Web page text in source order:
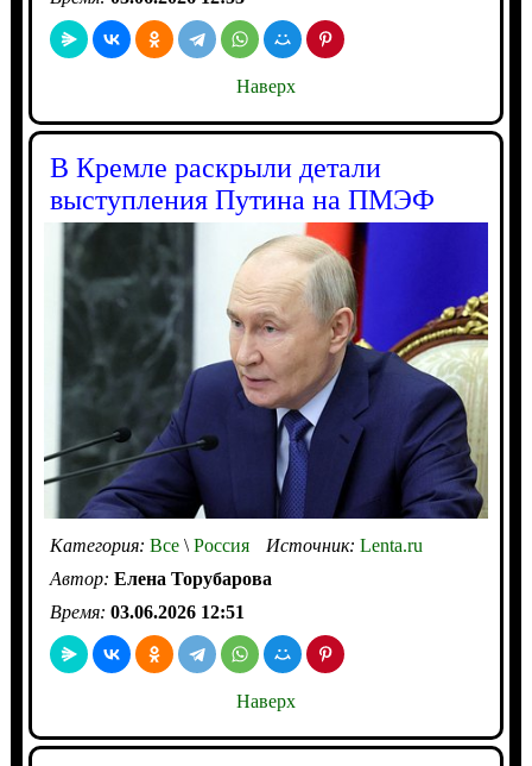
Наверх
В Кремле раскрыли детали
выступления Путина на ПМЭФ
Категория: Все\Россия Источник: Lenta.ru
Автор: Елена Торубарова
Время: 03.06.2026 12:51
Наверх